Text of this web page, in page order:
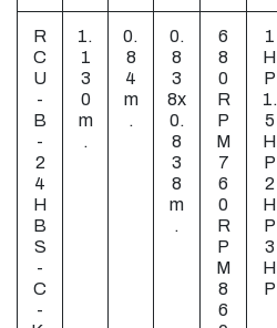
R
C
U
-
B
-
2
4
H
B
S
-
C
-
1.
1
3
0
m
.
0.
8
4
m
.
0.
8
3
8x
0.
8
3
8
m
.
6
8
0
R
P
M
7
6
0
R
P
M
8
6
1
H
P
1.
5
H
P
2
H
P
3
H
P